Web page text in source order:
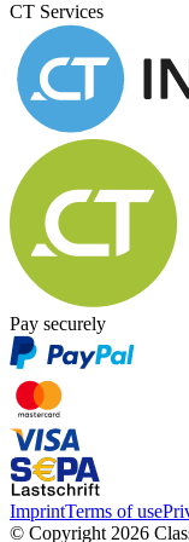
CT Services
Pay securely
ImprintTerms of use
© Copyright 2026